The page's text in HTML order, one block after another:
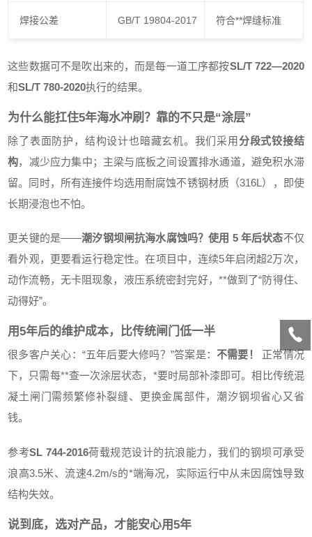
焊接公差 GB/T 19804-2017 符合**焊缝标准
这些数据可不是吹出来的，而是每一道工序都按SL/T 722—2020
和SL/T 780-2020执行的结果。
为什么能扛住5年海水冲刷？靠的不只是“涂层”
除了表面防护，结构设计也暗藏玄机。我们采用 分段式铰接结
构，减少应力集中；主梁与底板之间设置排水通道，避免积水滞
留。同时，所有连接件均选用耐腐蚀不锈钢材质（316L），即使
长期浸泡也不怕。
更关键的是——潮汐钢坝闸抗海水腐蚀吗？使用 5 年后状态不仅
看外观，更要看运行稳定性。在项目中，连续5年启闭超2万次，
动作流畅，无卡阻现象，液压系统密封完好，**做到了“防得住、
动得好”。
用5年后的维护成本，比传统闸门低一半
很多客户关心：“五年后要大修吗？”答案是： 不需要！
正常情况
下，只需每**查一次涂层状态，*要时局部补漆即可。相比传统混
凝土闸门需频繁修补裂缝、更换金属部件，潮汐钢坝省心又省
钱。
参考SL 744-2016荷载规范设计的抗浪能力，我们的钢坝可承受
浪高3.5米、流速4.2m/s的*端海况，实际运行中从未因腐蚀导致
结构失效。
说到底，选对产品，才能安心用5年